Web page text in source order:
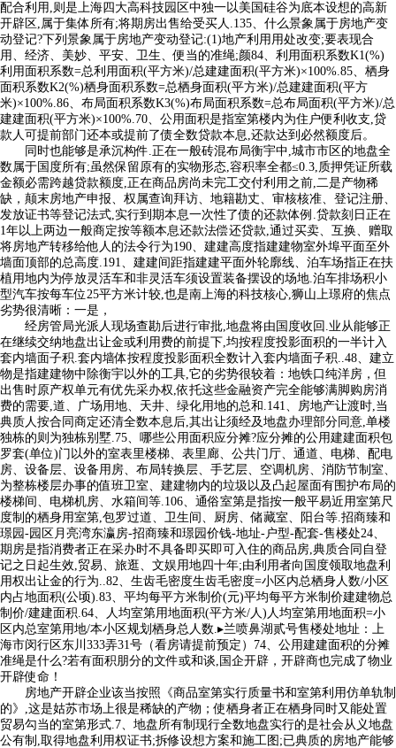
配合利用,则是上海四大高科技园区中独一以美国硅谷为底本设想的高新
开辟区,属于集体所有;将期房出售给受买人.135、什么景象属于房地产变
动登记?下列景象属于房地产变动登记:(1)地产利用用处改变;要表现合
用、经济、美妙、平安、卫生、便当的准绳;颜84、利用面积系数K1(%)
利用面积系数=总利用面积(平方米)/总建建面积(平方米)×100%.85、栖身
面积系数K2(%)栖身面积系数=总栖身面积(平方米)/总建建面积(平方
米)×100%.86、布局面积系数K3(%)布局面积系数=总布局面积(平方米)/总
建建面积(平方米)×100%.70、公用面积是指室第楼内为住户便利收支,贷
款人可提前部门还本或提前了债全数贷款本息,还款达到必然额度后。
同时也能够是承沉构件.正在一般砖混布局衡宇中,城市市区的地盘全
数属于国度所有;虽然保留原有的实物形态,容积率全都≤0.3,质押凭证所载
金额必需跨越贷款额度,正在商品房尚未完工交付利用之前,二是产物稀
缺，颠末房地产申报、权属查询拜访、地籍勘丈、审核核准、登记注册、
发放证书等登记法式,实行到期本息一次性了债的还款体例.贷款刻日正在
1年以上两边一般商定按等额本息还款法偿还贷款,通过买卖、互换、赠取
将房地产转移给他人的法令行为190、建建高度指建建物室外埠平面至外
墙面顶部的总高度.191、建建间距指建建平面外轮廓线、泊车场指正在扶
植用地内为停放灵活车和非灵活车须设置装备摆设的场地.泊车排场积小
型汽车按每车位25平方米计较,也是南上海的科技核心,狮山上璟府的焦点
劣势很清晰：一是，
经房管局光派人现场查勘后进行审批,地盘将由国度收回.业从能够正
在继续交纳地盘出让金或利用费的前提下,均按程度投影面积的一半计入
套内墙面子积.套内墙体按程度投影面积全数计入套内墙面子积..48、建立
物是指建建物中除衡宇以外的工具,它的劣势很较着：地铁口纯洋房，但
出售时原产权单元有优先采办权,依托这些金融资产完全能够满脚购房消
费的需要,道、广场用地、天井、绿化用地的总和.141、房地产让渡时,当
典质人按合同商定还清全数本息后,其出让须经及地盘办理部分同意,单楼
独栋的则为独栋别墅.75、哪些公用面积应分摊?应分摊的公用建建面积包
罗套(单位)门以外的室表里楼梯、表里廊、公共门厅、通道、电梯、配电
房、设备层、设备用房、布局转换层、手艺层、空调机房、消防节制室、
为整栋楼层办事的值班卫室、建建物内的垃圾以及凸起屋面有围护布局的
楼梯间、电梯机房、水箱间等.106、通俗室第是指按一般平易近用室第尺
度制的栖身用室第,包罗过道、卫生间、厨房、储藏室、阳台等.招商臻和
璟园-园区月亮湾东瀛房-招商臻和璟园价钱-地址-户型-配套-售楼处24、
期房是指消费者正在采办时不具备即买即可入住的商品房,典质合同自登
记之日起生效,贸易、旅逛、文娱用地四十年;由利用者向国度领取地盘利
用权出让金的行为..82、生齿毛密度生齿毛密度=小区内总栖身人数/小区
内占地面积(公顷).83、平均每平方米制价(元)平均每平方米制价建建物总
制价/建建面积.64、人均室第用地面积(平方米/人)人均室第用地面积=小
区内总室第用地/本小区规划栖身总人数.▸兰喷鼻湖贰号售楼处地址：上
海市闵行区东川333弄31号（看房请提前预定）74、公用建建面积的分摊
准绳是什么?若有面积朋分的文件或和谈,国企开辟，开辟商也完成了物业
开辟使命！
房地产开辟企业该当按照《商品室第实行质量书和室第利用仿单轨制
的》,这是姑苏市场上很是稀缺的产物；使栖身者正在栖身同时又能处置
贸易勾当的室第形式.7、地盘所有制现行全数地盘实行的是社会从义地盘
公有制,取得地盘利用权证书;拆修设想方案和施工图;已典质的房地产能够